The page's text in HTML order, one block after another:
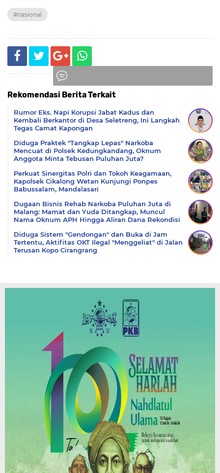
#nasional
Rekomendasi Berita Terkait
Rumor Eks. Napi Korupsi Jabat Kadus dan
Kembali Berkantor di Desa Seletreng, Ini Langkah
Tegas Camat Kapongan
Diduga Praktek "Tangkap Lepas" Narkoba
Mencuat di Polsek Kedungkandang, Oknum
Anggota Minta Tebusan Puluhan Juta?
Perkuat Sinergitas Polri dan Tokoh Keagamaan,
Kapolsek Cikalong Wetan Kunjungi Ponpes
Babussalam, Mandalasari
Dugaan Bisnis Rehab Narkoba Puluhan Juta di
Malang: Mamat dan Yuda Ditangkap, Muncul
Nama Oknum APH Hingga Aliran Dana Rekondisi
Diduga Sistem "Gendongan" dan Buka di Jam
Tertentu, Aktifitas OKT Ilegal "Menggeliat" di Jalan
Terusan Kopo Cirangrang